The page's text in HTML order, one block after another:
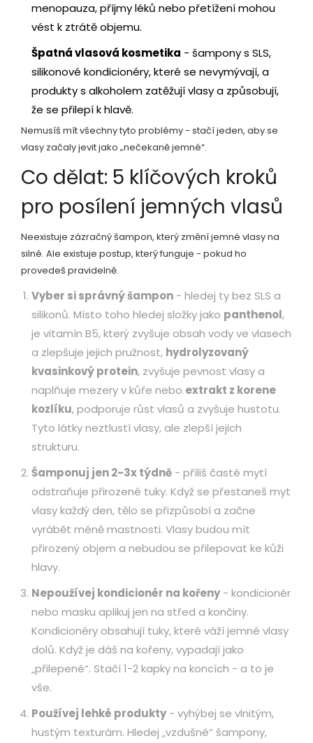
menopauza, příjmy léků nebo přetížení mohou
vést k ztrátě objemu.
Špatná vlasová kosmetika - šampony s SLS,
silikonové kondicionéry, které se nevymývají, a
produkty s alkoholem zatěžují vlasy a způsobují,
že se přilepí k hlavě.
Nemusíš mít všechny tyto problémy - stačí jeden, aby se
vlasy začaly jevit jako „nečekaně jemné“.
Co dělat: 5 klíčových kroků
pro posílení jemných vlasů
Neexistuje zázračný šampon, který změní jemné vlasy na
silné. Ale existuje postup, který funguje - pokud ho
provedeš pravidelně.
Vyber si správný šampon - hledej ty bez SLS a
silikonů. Místo toho hledej složky jako panthenol,
je vitamín B5, který zvyšuje obsah vody ve vlasech
a zlepšuje jejich pružnost, hydrolyzovaný
kvasinkový protein, zvyšuje pevnost vlasy a
naplňuje mezery v kůře nebo extrakt z korene
kozlíku,podporuje růst vlasů a zvyšuje hustotu.
Tyto látky neztlustí vlasy, ale zlepší jejich
strukturu.
Šamponuj jen 2-3x týdně - příliš časté mytí
odstraňuje přirozené tuky. Když se přestaneš myt
vlasy každý den, tělo se přizpůsobí a začne
vyrábět méně mastnosti. Vlasy budou mít
přirozený objem a nebudou se přilepovat ke kůži
hlavy.
Nepoužívej kondicionér na kořeny- kondicionér
nebo masku aplikuj jen na střed a končiny.
Kondicionéry obsahují tuky, které váží jemné vlasy
dolů. Když je dáš na kořeny, vypadají jako
„přilepené“. Stačí 1-2 kapky na koncích - a to je
vše.
Používej lehké produkty- vyhýbej se vlnitým,
hustým texturám. Hledej „vzdušné“ šampony,